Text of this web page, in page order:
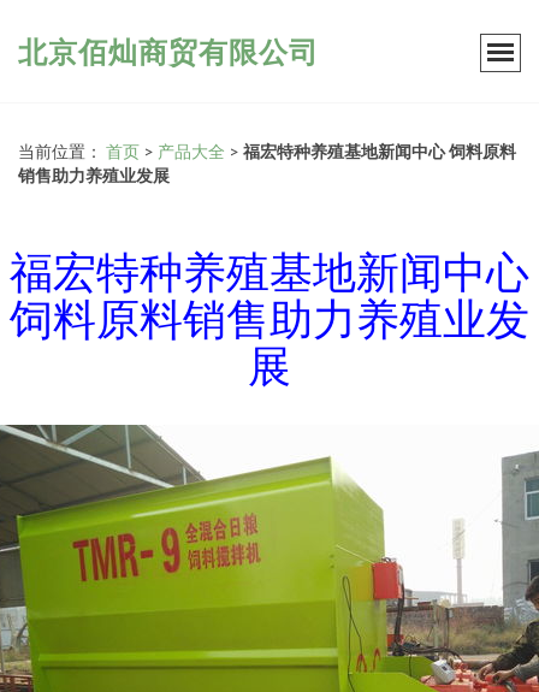
北京佰灿商贸有限公司
当前位置： 首页 > 产品大全 > 福宏特种养殖基地新闻中心 饲料原料
销售助力养殖业发展
福宏特种养殖基地新闻中心
饲料原料销售助力养殖业发
展